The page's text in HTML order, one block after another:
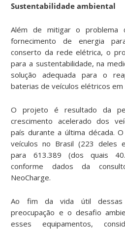
Sustentabilidade ambiental
Além de mitigar o problema
fornecimento de energia
conserto da rede elétrica, o
para a sustentabilidade, na
solução adequada para o
baterias de veículos elétricos em
O projeto é resultado da
crescimento acelerado dos
país durante a última década.
veículos no Brasil (223 deles
para 613.389 (dos quais
conforme dados da
NeoCharge.
Ao fim da vida útil
preocupação e o desafio
esses equipamentos,